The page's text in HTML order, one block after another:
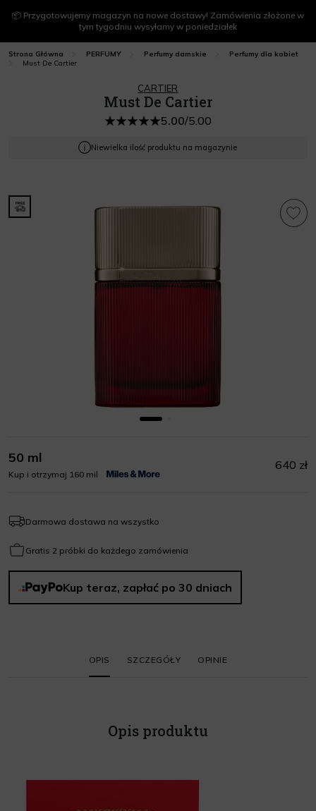
📦 Przygotowujemy magazyn na nowe dostawy! Zamówienia złożone w
tym tygodniu wysyłamy w poniedziałek
Strona Główna PERFUMY Perfumy damskie
Perfumy dla kobiet
Must De Cartier
CARTIER
Must De Cartier
5.00/5.00
Niewielka ilość produktu na magazynie
50 ml
Kup i otrzymaj 160 mil
640 zł
Darmowa dostawa na wszystko
Gratis 2 próbki do każdego zamówienia
Kup teraz, zapłać po 30 dniach
OPIS SZCZEGÓŁY OPINIE
Opis produktu